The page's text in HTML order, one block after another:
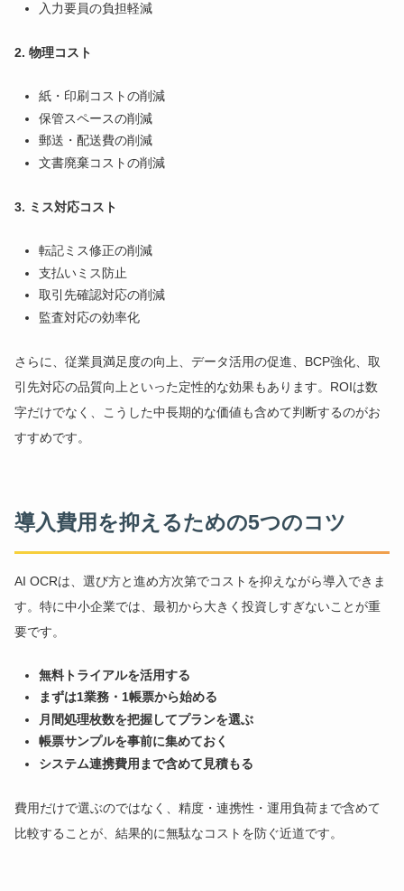
入力要員の負担軽減
2. 物理コスト
紙・印刷コストの削減
保管スペースの削減
郵送・配送費の削減
文書廃棄コストの削減
3. ミス対応コスト
転記ミス修正の削減
支払いミス防止
取引先確認対応の削減
監査対応の効率化
さらに、従業員満足度の向上、データ活用の促進、BCP強化、取
引先対応の品質向上といった定性的な効果もあります。ROIは数
字だけでなく、こうした中長期的な価値も含めて判断するのがお
すすめです。
導入費用を抑えるための5つのコツ
AI OCRは、選び方と進め方次第でコストを抑えながら導入できま
す。特に中小企業では、最初から大きく投資しすぎないことが重
要です。
無料トライアルを活用する
まずは1業務・1帳票から始める
月間処理枚数を把握してプランを選ぶ
帳票サンプルを事前に集めておく
システム連携費用まで含めて見積もる
費用だけで選ぶのではなく、精度・連携性・運用負荷まで含めて
比較することが、結果的に無駄なコストを防ぐ近道です。